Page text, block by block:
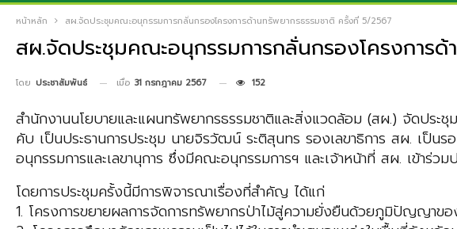
หน้าหลัก สผ.จัดประชุมคณะอนุกรรมการกลั่นกรองโครงการด้านทรัพยากรธรรมชาติ ครั้งที่ 5/2567
สผ.จัดประชุมคณะอนุกรรมการกลั่นกรองโครงการ
โดย ประชาสัมพันธ์ เมื่อ 31 กรกฎาคม 2567 152
สำนักงานนโยบายและแผนทรัพยากรธรรมชาติและสิ่งแวดล้อม (สผ.) จัดปร
คับ เป็นประธานการประชุม นายจิรวัฒน์ ระติสุนทร รองเลขาธิการ สผ. เป็
อนุกรรมการและเลขานุการ ซึ่งมีคณะอนุกรรมการฯ และเจ้าหน้าที่ สผ. เข้าร่ว
โดยการประชุมครั้งนี้มีการพิจารณาเรื่องที่สำคัญ ได้แก่
1. โครงการขยายผลการจัดการทรัพยากรป่าไม้สู่ความยั่งยืนด้วยภูมิปัญญา